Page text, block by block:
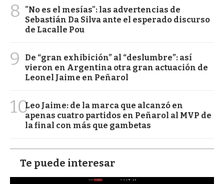
8
"No es el mesías": las advertencias de
Sebastián Da Silva ante el esperado discurso
de Lacalle Pou
9
De “gran exhibición” al “deslumbre”: así
vieron en Argentina otra gran actuación de
Leonel Jaime en Peñarol
10Leo Jaime: de la marca que alcanzó en
apenas cuatro partidos en Peñarol al MVP de
la final con más que gambetas
Te puede interesar